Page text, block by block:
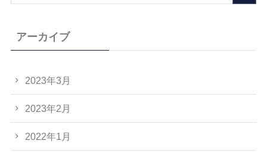
アーカイブ
2023年3月
2023年2月
2022年1月